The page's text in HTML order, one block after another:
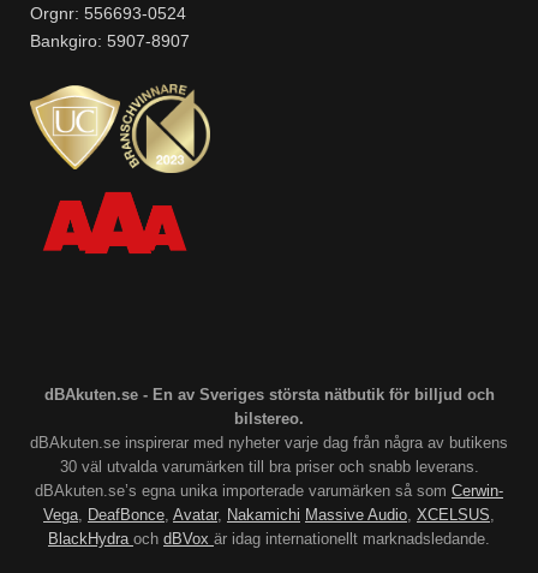
Orgnr: 556693-0524
Bankgiro: 5907-8907
dBAkuten.se - En av Sveriges största nätbutik för billjud och
bilstereo.
dBAkuten.se inspirerar med nyheter varje dag från några av butikens
30 väl utvalda varumärken till bra priser och snabb leverans.
dBAkuten.se’s egna unika importerade varumärken så som Cerwin-
Vega, DeafBonce, Avatar, Nakamichi Massive Audio, XCELSUS,
BlackHydra och dBVox är idag internationellt marknadsledande.